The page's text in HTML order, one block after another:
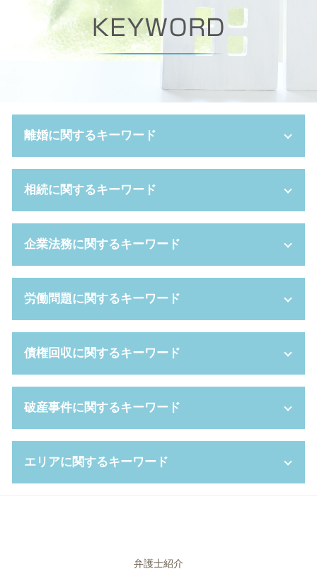
離婚に関するキーワード
スピード 離婚
離婚調停 申し立て
離婚調停 不成立
養育費 調停
離婚調停 流れ
養育費 平均
離婚協議書 公正証書
離婚裁判 弁護士なし
ギャンブル依存症 離婚
親権者 変更
離婚後 手続き
離婚 親権 手続き
相続に関するキーワード
相続放棄 手続き
限定承認 手続き
相続人 兄弟のみ
限定承認 わかりやすく
家庭裁判所 成年後見人
遺留分侵害額請求 時効
成年後見 弁護士
相続人 調査 費用
相続 借金
遺贈 とは
代襲相続 トラブル
企業法務に関するキーワード
顧問 契約書
契約 不履行
株式交換 比率
事業譲渡 手続き
セクハラ 対策
上司 セクハラ
不利益変更 就業規則
株式交換 株式移転
カスタマーハラスメント 対応
労働問題に関するキーワード
時間外労働 残業 違い
自己都合退職 とは
就業規則 法律
労働審判 解決金 相場
時間外 上限規制
パワハラ 訴える
債権回収に関するキーワード
債権 回収 とは
少額訴訟 強制執行
少額訴訟 費用
強制執行 費用
破産事件に関するキーワード
破産管財人 とは
官報 自己破産
破産 管財人 弁護士
エリアに関するキーワード
債権回収 尼崎市 相談弁護士紹介